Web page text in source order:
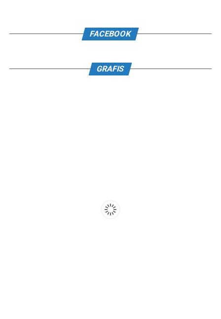
FACEBOOK
GRAFIS